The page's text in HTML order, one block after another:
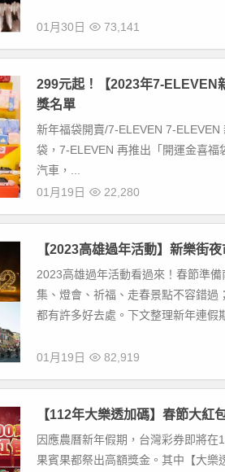
01月30日 73,141
299元起！【2023年7-ELEVEN
獎名單
新年福袋開賣/7-ELEVEN 7-
袋，7-ELEVEN 再推出「開運金喜
汽車，...
01月19日
22,280
【2023高雄過年活動】新樂街
2023高雄過年活動看過來！春節準
集、燈會、祈福、走春景點不容錯過
都有許多好去處。下文整理新年連假
01月19日 82,919
【112年大樂透加碼】春節大紅
因應農曆新年假期，台灣彩券即將
果賓果都祭出高額獎金。其中【大樂